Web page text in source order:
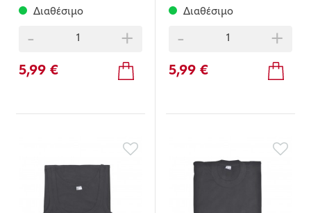
Διαθέσιμο
- +
5,99 €
Διαθέσιμο
- +
5,99 €